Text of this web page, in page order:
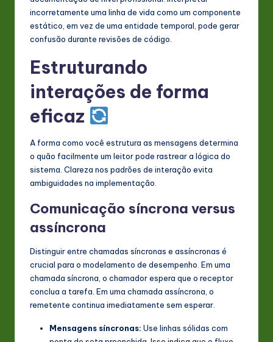
incorretamente uma linha de vida como um componente
estático, em vez de uma entidade temporal, pode gerar
confusão durante revisões de código.
Estruturando
interações de forma
eficaz
A forma como você estrutura as mensagens determina
o quão facilmente um leitor pode rastrear a lógica do
sistema. Clareza nos padrões de interação evita
ambiguidades na implementação.
Comunicação síncrona versus
assíncrona
Distinguir entre chamadas síncronas e assíncronas é
crucial para o modelamento de desempenho. Em uma
chamada síncrona, o chamador espera que o receptor
conclua a tarefa. Em uma chamada assíncrona, o
remetente continua imediatamente sem esperar.
Mensagens síncronas: Use linhas sólidas com